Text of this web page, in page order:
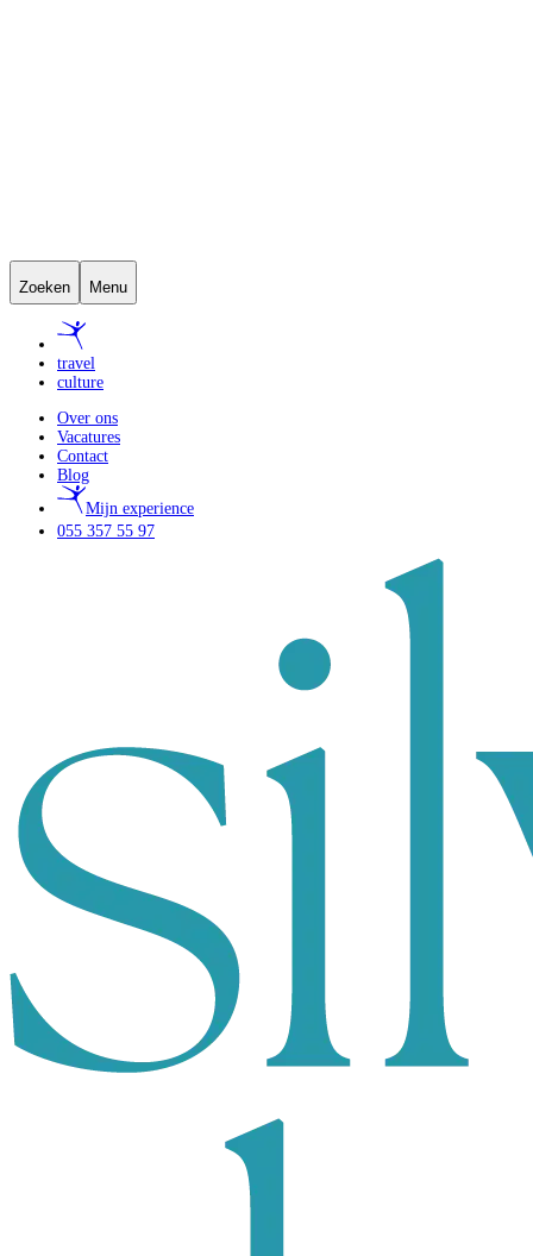
Zoeken Menu
travel
culture
Over ons
Vacatures
Contact
Blog
Mijn experience
055 357 55 97